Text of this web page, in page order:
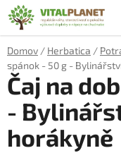
Prejsť
na
obsah
Domov / Herbatica /
spánok - 50 g -
Čaj na
-
horákyně